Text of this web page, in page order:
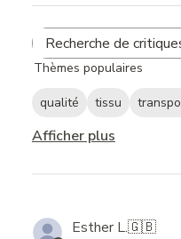
Search
reviews
Thèmes populaires
qualité tissu
Afficher plus
Esther L.🇬🇧